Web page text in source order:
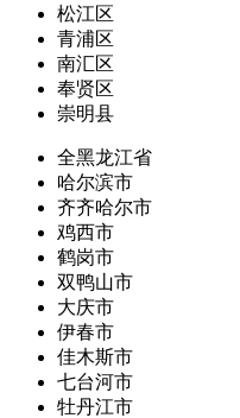
松江区
青浦区
南汇区
奉贤区
崇明县
全黑龙江省
哈尔滨市
齐齐哈尔市
鸡西市
鹤岗市
双鸭山市
大庆市
伊春市
佳木斯市
七台河市
牡丹江市